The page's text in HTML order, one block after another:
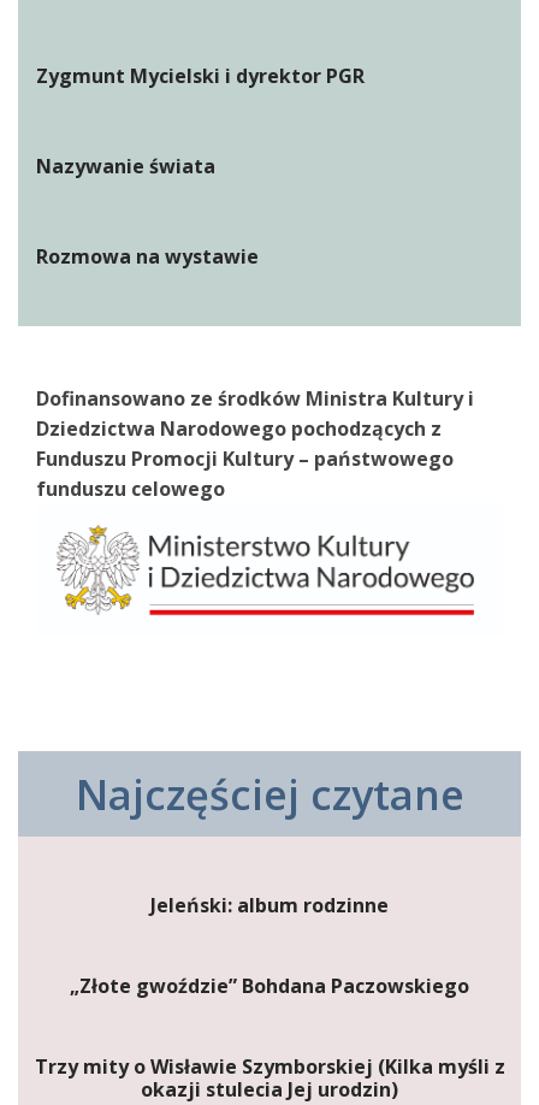
Zygmunt Mycielski i dyrektor PGR
Nazywanie świata
Rozmowa na wystawie
Dofinansowano ze środków Ministra Kultury i
Dziedzictwa Narodowego pochodzących z
Funduszu Promocji Kultury – państwowego
funduszu celowego
Najczęściej czytane
Jeleński: album rodzinne
„Złote gwoździe” Bohdana Paczowskiego
Trzy mity o Wisławie Szymborskiej (Kilka myśli z
okazji stulecia Jej urodzin)